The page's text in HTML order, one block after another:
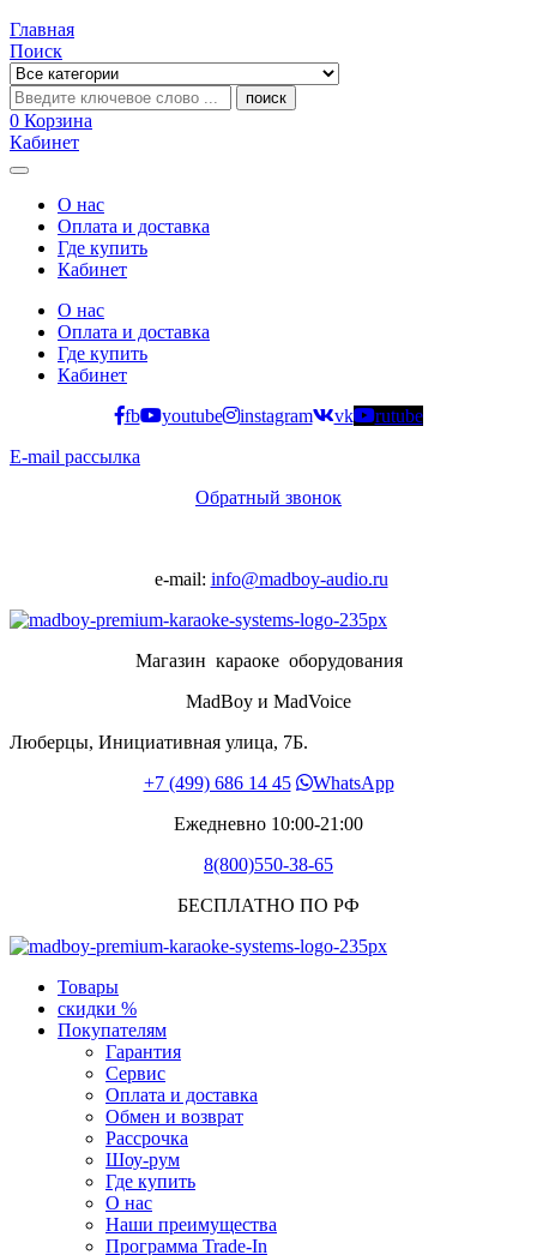
Главная
Поиск
поиск
0 Корзина
Кабинет
Categories
О нас
Оплата и доставка
Где купить
Кабинет
О нас
Оплата и доставка
Где купить
Кабинет
fb
youtube instagram vk
rutube
E-mail рассылка
Обратный звонок
e-mail: info@madboy-audio.ru
Магазин караоке оборудования
MadBoy и MadVoice
Люберцы, Инициативная улица, 7Б.
+7 (499) 686 14 45
WhatsApp
Ежедневно 10:00-21:00
8(800)550-38-65
БЕСПЛАТНО ПО РФ
Товары
скидки %
Покупателям
Гарантия
Сервис
Оплата и доставка
Обмен и возврат
Рассрочка
Шоу-рум
Где купить
О нас
Наши преимущества
Программа Trade-In